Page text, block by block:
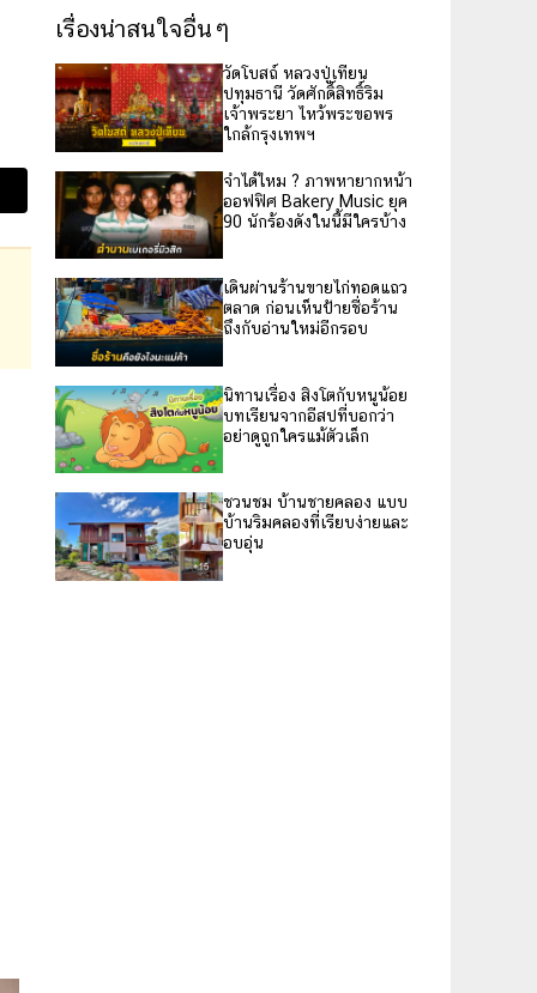
เรื่องน่าสนใจอื่นๆ
วัดโบสถ์ หลวงปู่เทียน
ปทุมธานี วัดศักดิ์สิทธิ์ริม
เจ้าพระยา ไหว้พระขอพร
ใกล้กรุงเทพฯ
จำได้ไหม ? ภาพหายากหน้า
ออฟฟิศ Bakery Music ยุค
90 นักร้องดังในนี้มีใครบ้าง
เดินผ่านร้านขายไก่ทอดแถว
ตลาด ก่อนเห็นป้ายชื่อร้าน
ถึงกับอ่านใหม่อีกรอบ
นิทานเรื่อง สิงโตกับหนูน้อย
บทเรียนจากอีสปที่บอกว่า
อย่าดูถูกใครแม้ตัวเล็ก
ชวนชม บ้านชายคลอง แบบ
บ้านริมคลองที่เรียบง่ายและ
อบอุ่น